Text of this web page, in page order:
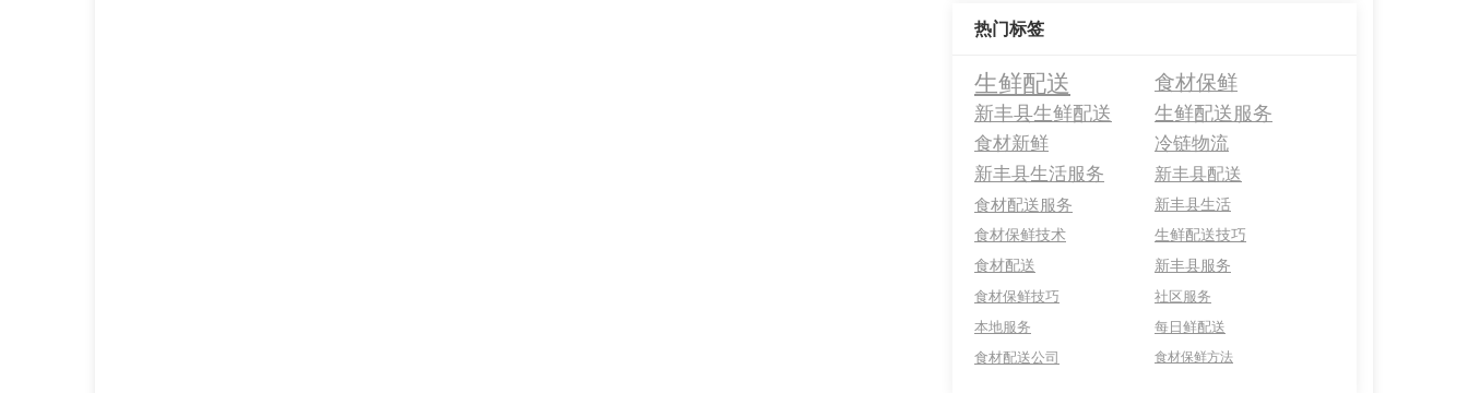
热门标签
生鲜配送
食材保鲜
新丰县生鲜配送
生鲜配送服务
食材新鲜
冷链物流
新丰县生活服务
新丰县配送
食材配送服务
新丰县生活
食材保鲜技术
生鲜配送技巧
食材配送
新丰县服务
食材保鲜技巧
社区服务
本地服务
每日鲜配送
食材配送公司
食材保鲜方法